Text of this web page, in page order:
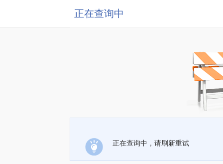
正在查询中
正在查询中，请刷新重试